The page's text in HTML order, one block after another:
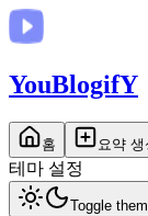
YouBlogifY
홈 요약 생
테마 설정
Toggle